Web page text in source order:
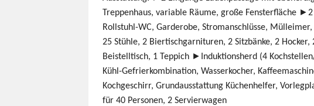
Treppenhaus, variable Räume, große Fensterfläche
Rollstuhl-WC, Garderobe, Stromanschlüsse,
25 Stühle, 2 Biertischgarnituren, 2 Sitzbänke, 2 Hocker,
Beistelltisch, 1 Teppich ►Induktionsherd (4
Kühl-Gefrierkombination, Wasserkocher,
Kochgeschirr, Grundausstattung Küchenhelfer,
für 40 Personen, 2 Servierwagen